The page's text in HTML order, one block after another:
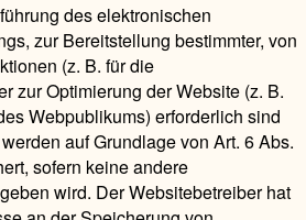
des elektronischen
zur Bereitstellung bestimmter, von
(z. B. für die
zur Optimierung der Website (z. B.
Webpublikums) erforderlich sind
auf Grundlage von Art. 6 Abs.
sofern keine andere
wird. Der Websitebetreiber hat